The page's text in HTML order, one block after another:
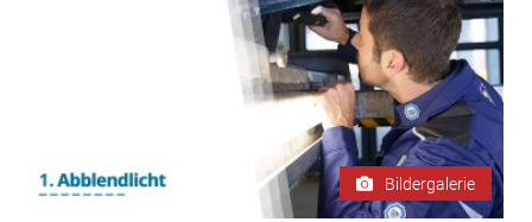
Bildergalerie